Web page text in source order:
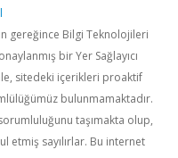
gereğince Bilgi Teknolojileri
bir Yer Sağlayıcı
sitedeki içerikleri proaktif
bulunmamaktadır.
taşımakta olup,
etmiş sayılırlar. Bu internet